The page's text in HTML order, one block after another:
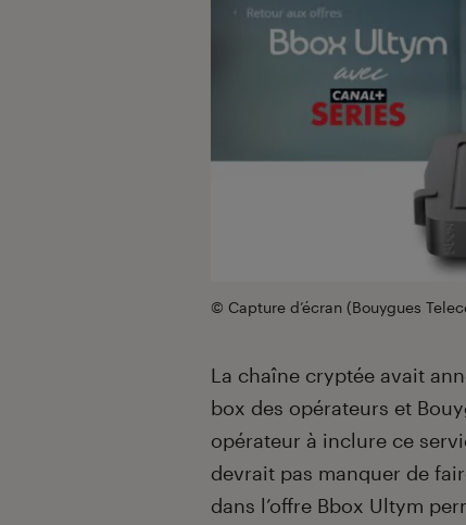
© Capture d’écran (Bouygues
La chaîne cryptée avait
box des opérateurs et
opérateur à inclure ce
devrait pas manquer de
dans l’offre Bbox Ultym